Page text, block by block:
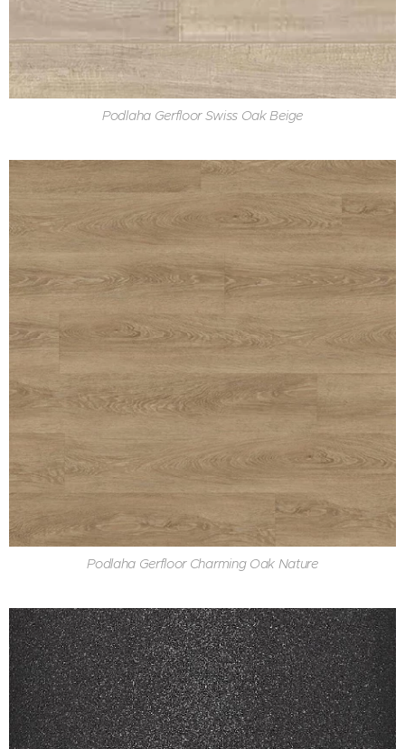
Podlaha Gerfloor Swiss Oak Beige
Podlaha Gerfloor Charming Oak Nature